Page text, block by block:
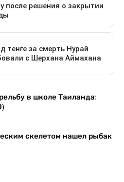
в школе Таиланда:
скелетом нашел рыбак